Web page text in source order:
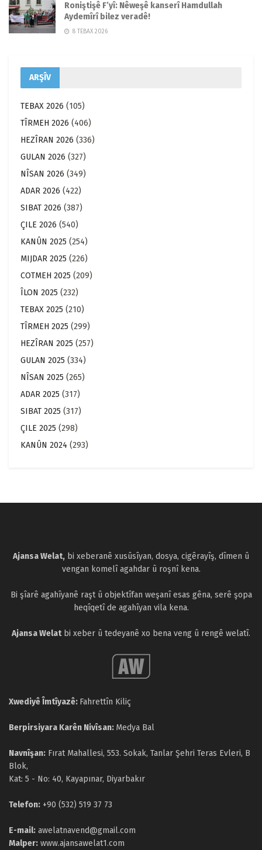
Roniştişê F’yî: Nêweşê kanserî Hamdullah
Aydemîrî bilez veradê!
8 TEBAX 2026
ARŞÎV
TEBAX 2026 (105)
TÎRMEH 2026 (406)
HEZÎRAN 2026 (336)
GULAN 2026 (327)
NÎSAN 2026 (349)
ADAR 2026 (422)
SIBAT 2026 (387)
ÇILE 2026 (540)
KANÛN 2025 (254)
MIJDAR 2025 (226)
COTMEH 2025 (209)
ÎLON 2025 (232)
TEBAX 2025 (210)
TÎRMEH 2025 (299)
HEZÎRAN 2025 (257)
GULAN 2025 (334)
NÎSAN 2025 (265)
ADAR 2025 (317)
SIBAT 2025 (317)
ÇILE 2025 (298)
KANÛN 2024 (293)
Ajansa Welat, bi xeberanê xusûsîyan, dosya, cigêrayîş, dîmen û
vengan komelî agahdar û roşnî kena.
Bi şîarê agahîyanê raşt û objektîfan weşanî esas gêna, serê şopa
heqîqetî de agahîyan vila kena.
Ajansa Welatbi xeber û tedeyanê xo bena veng û rengê welatî.
Xwediyê Îmtîyazê: Fahrettîn Kiliç
Berpirsiyara Karên Nivîsan: Medya Bal
Navnîşan: Fırat Mahallesi, 553. Sokak, Tanlar Şehri Teras Evleri, B
Blok,
Kat: 5 - No: 40, Kayapınar, Diyarbakır
Telefon: +90 (532) 519 37 73
E-mail: awelatnavend@gmail.com
Malper: www.ajansawelat1.com